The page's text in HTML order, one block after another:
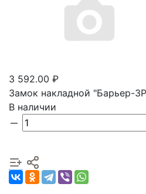
3 592.00 ₽
Замок накладной "Барьер-
В наличии